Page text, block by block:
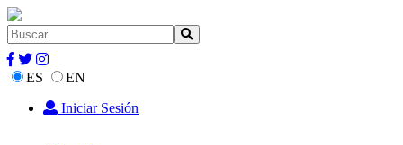
ES
EN
Iniciar Sesión